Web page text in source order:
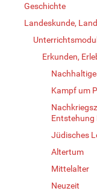
Geschichte
Landeskunde,
Erkunden,
Kampf um
Entstehung
Jüdisches
Altertum
Mittelalter
Neuzeit